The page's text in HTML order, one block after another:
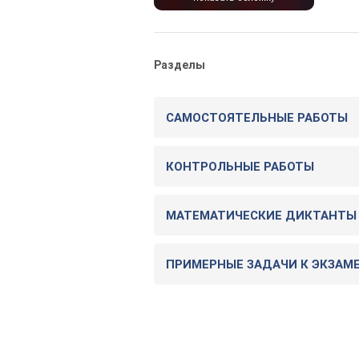
Разделы
САМОСТОЯТЕЛЬНЫЕ РАБОТЫ
КОНТРОЛЬНЫЕ РАБОТЫ
МАТЕМАТИЧЕСКИЕ ДИКТАНТЫ
ПРИМЕРНЫЕ ЗАДАЧИ К